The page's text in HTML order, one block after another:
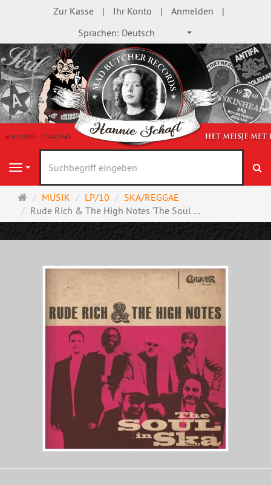
Zur Kasse Ihr Konto
Anmelden
Sprachen: Deutsch
Navigation
Startseite
MUSIK LP/10
SKA/REGGAE
Rude Rich & The High Notes 'The Soul ...